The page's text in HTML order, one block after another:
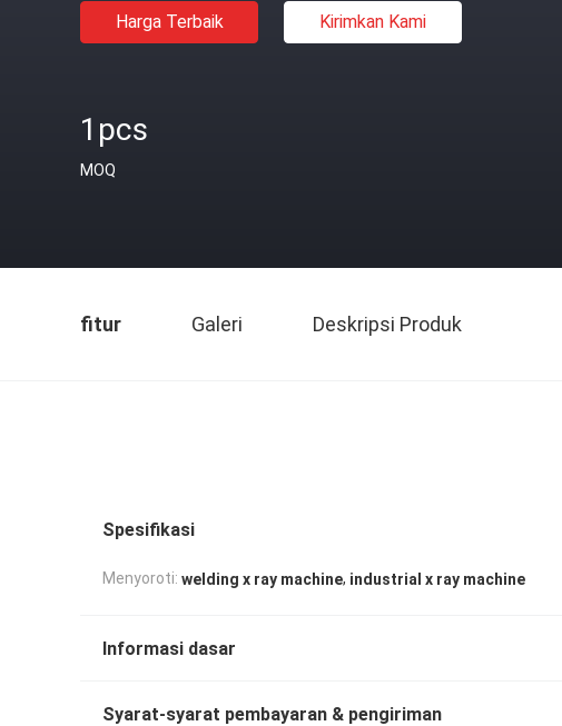
Harga Terbaik Kirimkan Kami
1pcs
MOQ
fitur Galeri Deskripsi Produk
Spesifikasi
Menyoroti: welding x ray machine, industrial x ray machine
Informasi dasar
Syarat-syarat pembayaran & pengiriman